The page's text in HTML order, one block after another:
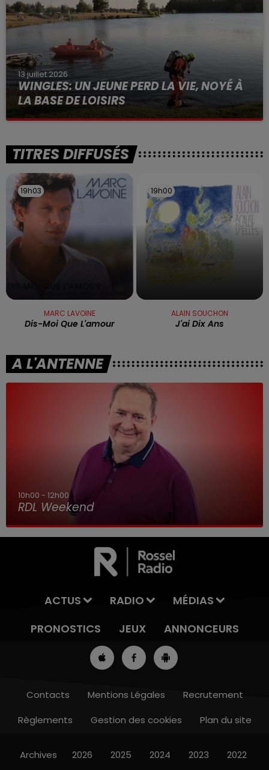
7h00 - 10h00
13 juillet 2026
WINGLES: UN JEUNE PERD LA VIE, NOYÉ À
LA BASE DE LOISIRS
La victime a coulé à pic
TITRES DIFFUSÉS
19h03
19h03
MARC LAVOINE
Dis-Moi Que L'amour
19h00
19h00
ALAIN SOUCHON
J'ai Dix Ans
A L'ANTENNE
10h00 - 12h00
RDL Weekend
ACTUS RADIO
MÉDIAS
PRONOSTICS
JEUX ANNONCEURS
Contacts Mentions Légales
Recrutement
Règlements
Gestion des cookies Plan du site
Archives 2026 2025 2024 2023 2022